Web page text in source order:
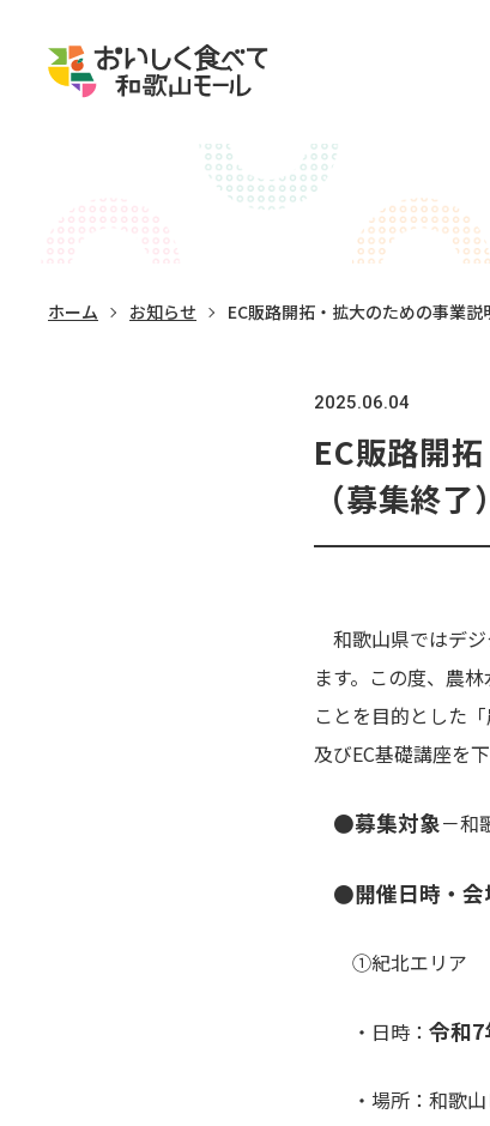
ホーム お知らせ EC販路開拓・拡大のための事業説
2025.06.04
EC販路開
（募集終了）
和歌山県ではデ
ます。この度、農
ことを目的とした
及びEC基礎講座を
●募集対象－和
●開催日時・会
①紀北エリア
・日時： 令和
・場所：和歌山